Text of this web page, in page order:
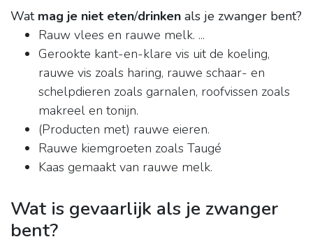
Wat mag je niet eten/drinken als je zwanger bent?
Rauw vlees en rauwe melk. ...
Gerookte kant-en-klare vis uit de koeling,
rauwe vis zoals haring, rauwe schaar- en
schelpdieren zoals garnalen, roofvissen zoals
makreel en tonijn.
(Producten met) rauwe eieren.
Rauwe kiemgroeten zoals Taugé
Kaas gemaakt van rauwe melk.
Wat is gevaarlijk als je zwanger
bent?